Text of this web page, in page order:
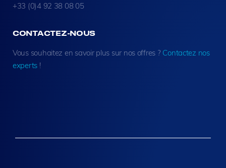
+33 (0)4 92 38 08 05
CONTACTEZ-NOUS
Vous souhaitez en savoir plus sur nos offres ? Contactez nos
experts !